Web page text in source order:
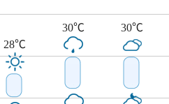
28℃
30℃ 30℃